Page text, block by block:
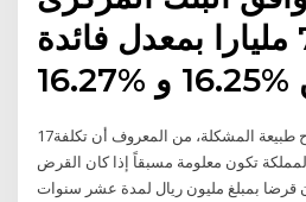
على قبول 70 مليارا بمعدل فائدة
و %16.27
17‏‏/5‏‏/1442 بعد الهجرة لإيضاح طبيعة المشكلة، من المعروف أن تكلفة
تكون معلومة مسبقاً إذا كان القرض
قرضا بمبلغ مليون ريال لمدة عشر سنوات